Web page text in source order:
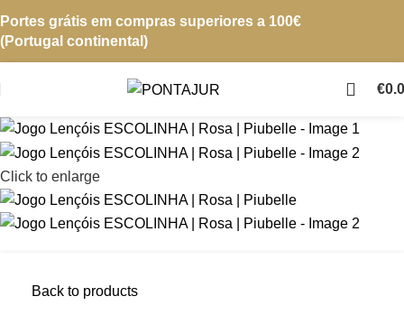
Portes grátis em compras superiores a 100€
(Portugal continental)
€
Click to enlarge
Back to products